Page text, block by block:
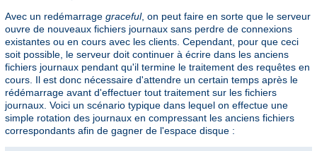
Avec un redémarrage graceful, on peut faire en sorte que le serveur
ouvre de nouveaux fichiers journaux sans perdre de connexions
existantes ou en cours avec les clients. Cependant, pour que ceci
soit possible, le serveur doit continuer à écrire dans les anciens
fichiers journaux pendant qu'il termine le traitement des requêtes en
cours. Il est donc nécessaire d'attendre un certain temps après le
rédémarrage avant d'effectuer tout traitement sur les fichiers
journaux. Voici un scénario typique dans lequel on effectue une
simple rotation des journaux en compressant les anciens fichiers
correspondants afin de gagner de l'espace disque :